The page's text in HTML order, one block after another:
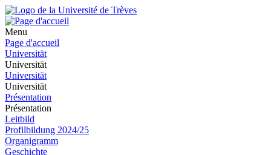
Menu
Page d'accueil
Universität
Universität
Universität
Universität
Présentation
Présentation
Leitbild
Profilbildung 2024/25
Organigramm
Geschichte